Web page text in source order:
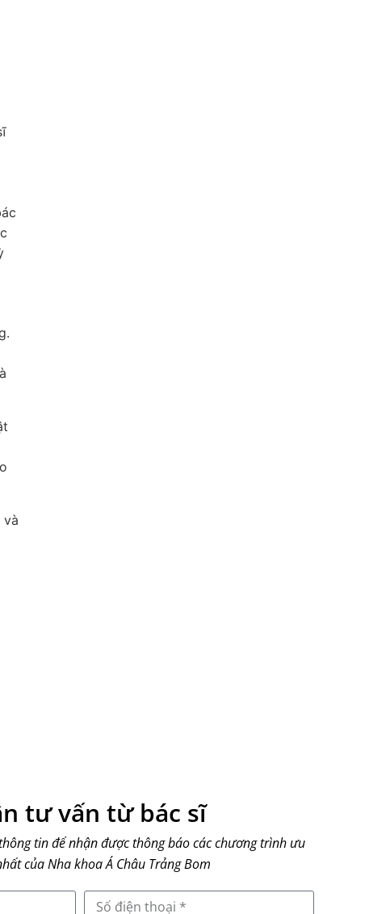
và
tư vấn từ bác sĩ
tin để nhận được thông báo các chương trình ưu
của Nha khoa Á Châu Trảng Bom